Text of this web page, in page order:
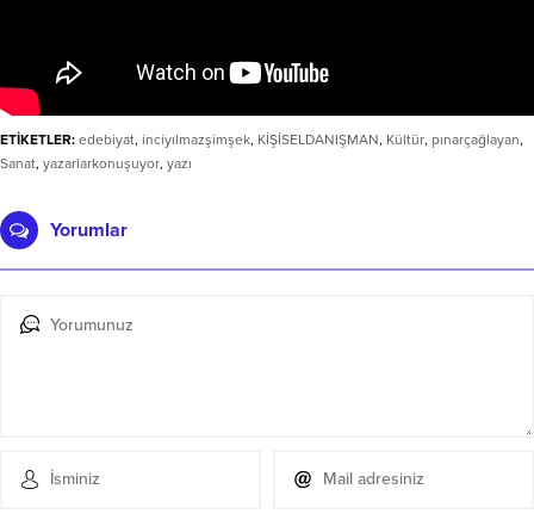
ETİKETLER: edebiyat, inciyılmazşimşek, KİŞİSELDANIŞMAN, Kültür, pınarçağlayan,
Sanat, yazarlarkonuşuyor, yazı
Yorumlar